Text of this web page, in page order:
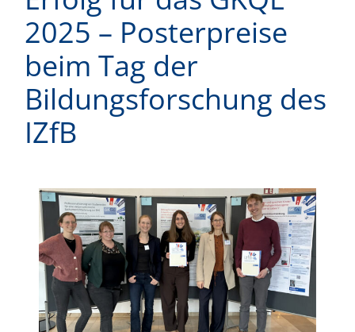
2025 – Posterpreise
beim Tag der
Bildungsforschung des
IZfB
Zeige
grösseres
Bild